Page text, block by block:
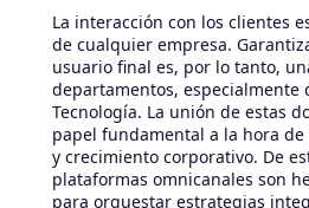
La interacción con los clientes
de cualquier empresa.
usuario final es, por lo tanto,
departamentos, especialmente
Tecnología. La unión de estas
papel fundamental a la hora
y crecimiento corporativo. De
plataformas omnicanales son
para orquestar estrategias